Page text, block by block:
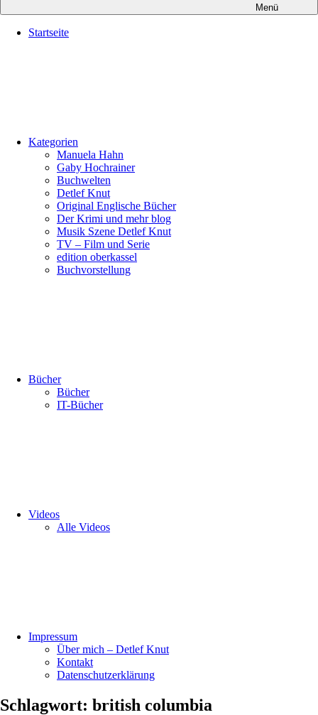
Menü
Startseite
Kategorien
Manuela Hahn
Gaby Hochrainer
Buchwelten
Detlef Knut
Original Englische Bücher
Der Krimi und mehr blog
Musik Szene Detlef Knut
TV – Film und Serie
edition oberkassel
Buchvorstellung
Bücher
Bücher
IT-Bücher
Videos
Alle Videos
Impressum
Über mich – Detlef Knut
Kontakt
Datenschutzerklärung
Schlagwort: british columbia